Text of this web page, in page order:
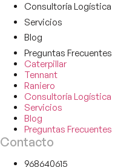
Consultoría Logística
Servicios
Blog
Preguntas Frecuentes
Caterpillar
Tennant
Raniero
Consultoría Logística
Servicios
Blog
Preguntas Frecuentes
Contacto
968640615